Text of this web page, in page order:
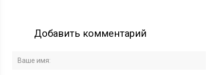
Добавить комментарий